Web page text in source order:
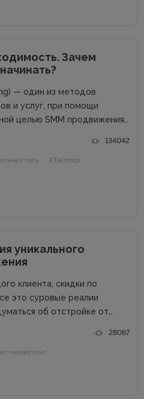
Зачем
— один из методов
и услуг, при помощи
целью SMM продвижения
к вашему продукту,
потенциальными и
134042
сеть
#Твиттер
уникального
клиента, скидки по
это суровые реалии
об отстройке от
компаний, привлечь
28067
маркетинг